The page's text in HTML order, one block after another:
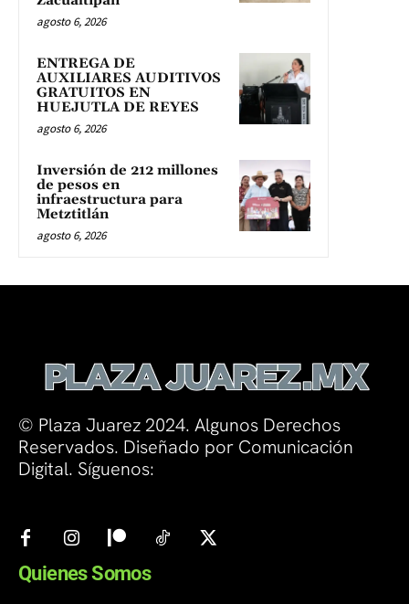
agosto 6, 2026
ENTREGA DE
AUXILIARES AUDITIVOS
GRATUITOS EN
HUEJUTLA DE REYES
agosto 6, 2026
Inversión de 212 millones
de pesos en
infraestructura para
Metztitlán
agosto 6, 2026
© Plaza Juarez 2024. Algunos Derechos
Reservados. Diseñado por Comunicación
Digital. Síguenos:
Quienes Somos